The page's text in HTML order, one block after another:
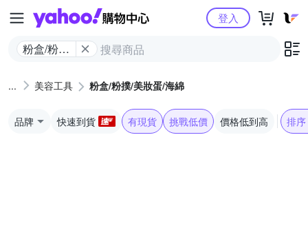
Yahoo購物中心
粉盒/粉撲/
綿
登入
美容工具 粉盒/粉撲/美妝蛋/海綿
品牌 快速到貨 有現貨 挑戰低價 價格低到高 排序